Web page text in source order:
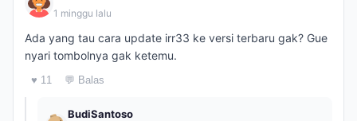
1 minggu lalu
Ada yang tau cara update irr33 ke versi terbaru gak? Gue
nyari tombolnya gak ketemu.
♥ 11 💬 Balas
BudiSantoso